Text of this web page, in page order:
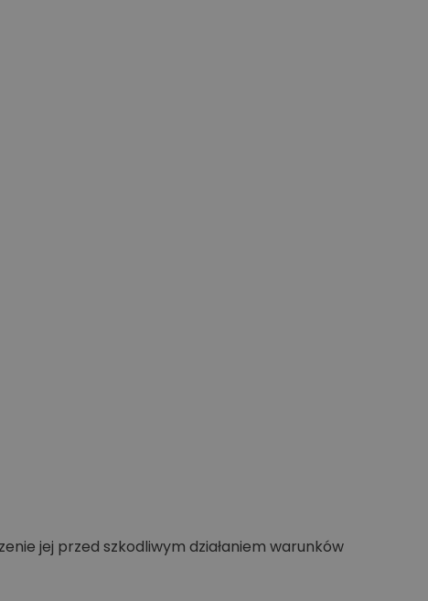
jej przed szkodliwym działaniem warunków